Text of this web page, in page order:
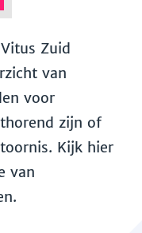
Zuid
van
voor
zijn of
Kijk hier
van